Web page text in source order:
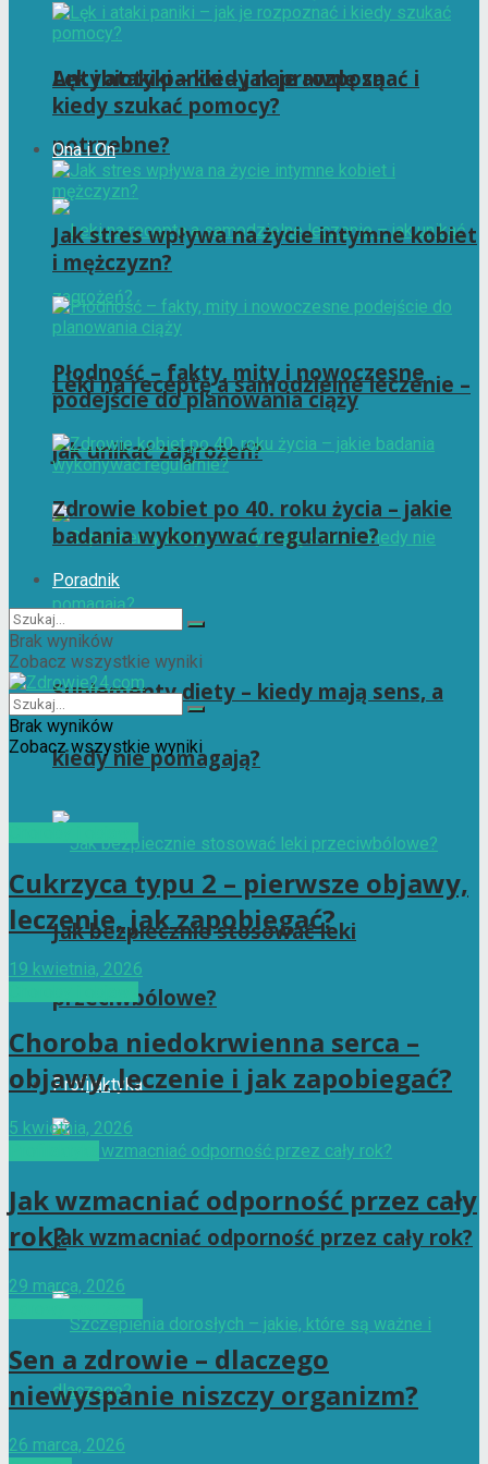
Antybiotyki – kiedy naprawdę są
potrzebne?
Leki na receptę a samodzielne leczenie –
jak unikać zagrożeń?
Suplementy diety – kiedy mają sens, a
kiedy nie pomagają?
Jak bezpiecznie stosować leki
przeciwbólowe?
Profilaktyka
Jak wzmacniać odporność przez cały rok?
Lęk i ataki paniki – jak je rozpoznać i
kiedy szukać pomocy?
Ona i On
Jak stres wpływa na życie intymne kobiet
i mężczyzn?
Płodność – fakty, mity i nowoczesne
podejście do planowania ciąży
Zdrowie kobiet po 40. roku życia – jakie
badania wykonywać regularnie?
Poradnik
Brak wyników
Zobacz wszystkie wyniki
Brak wyników
Zobacz wszystkie wyniki
Cukrzyca typu 2 – pierwsze objawy,
leczenie, jak zapobiegać?
19 kwietnia, 2026
Choroba niedokrwienna serca –
objawy, leczenie i jak zapobiegać?
5 kwietnia, 2026
Jak wzmacniać odporność przez cały
rok?
29 marca, 2026
Sen a zdrowie – dlaczego
niewyspanie niszczy organizm?
26 marca, 2026